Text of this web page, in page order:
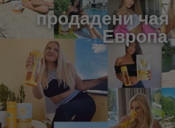
продадени чая
Европа